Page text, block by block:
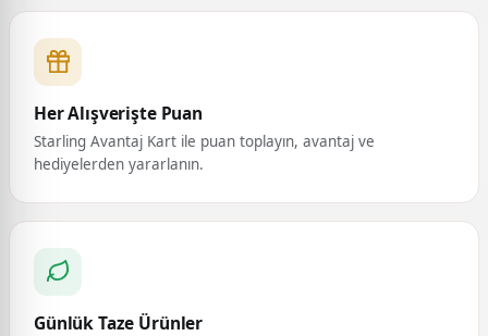
Her Alışverişte Puan
Starling Avantaj Kart ile puan toplayın, avantaj ve
hediyelerden yararlanın.
Günlük Taze Ürünler